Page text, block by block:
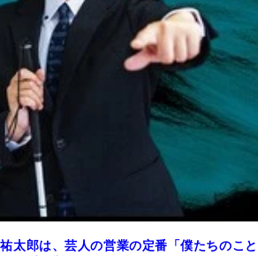
太郎は、芸人の営業の定番「僕たちのこと